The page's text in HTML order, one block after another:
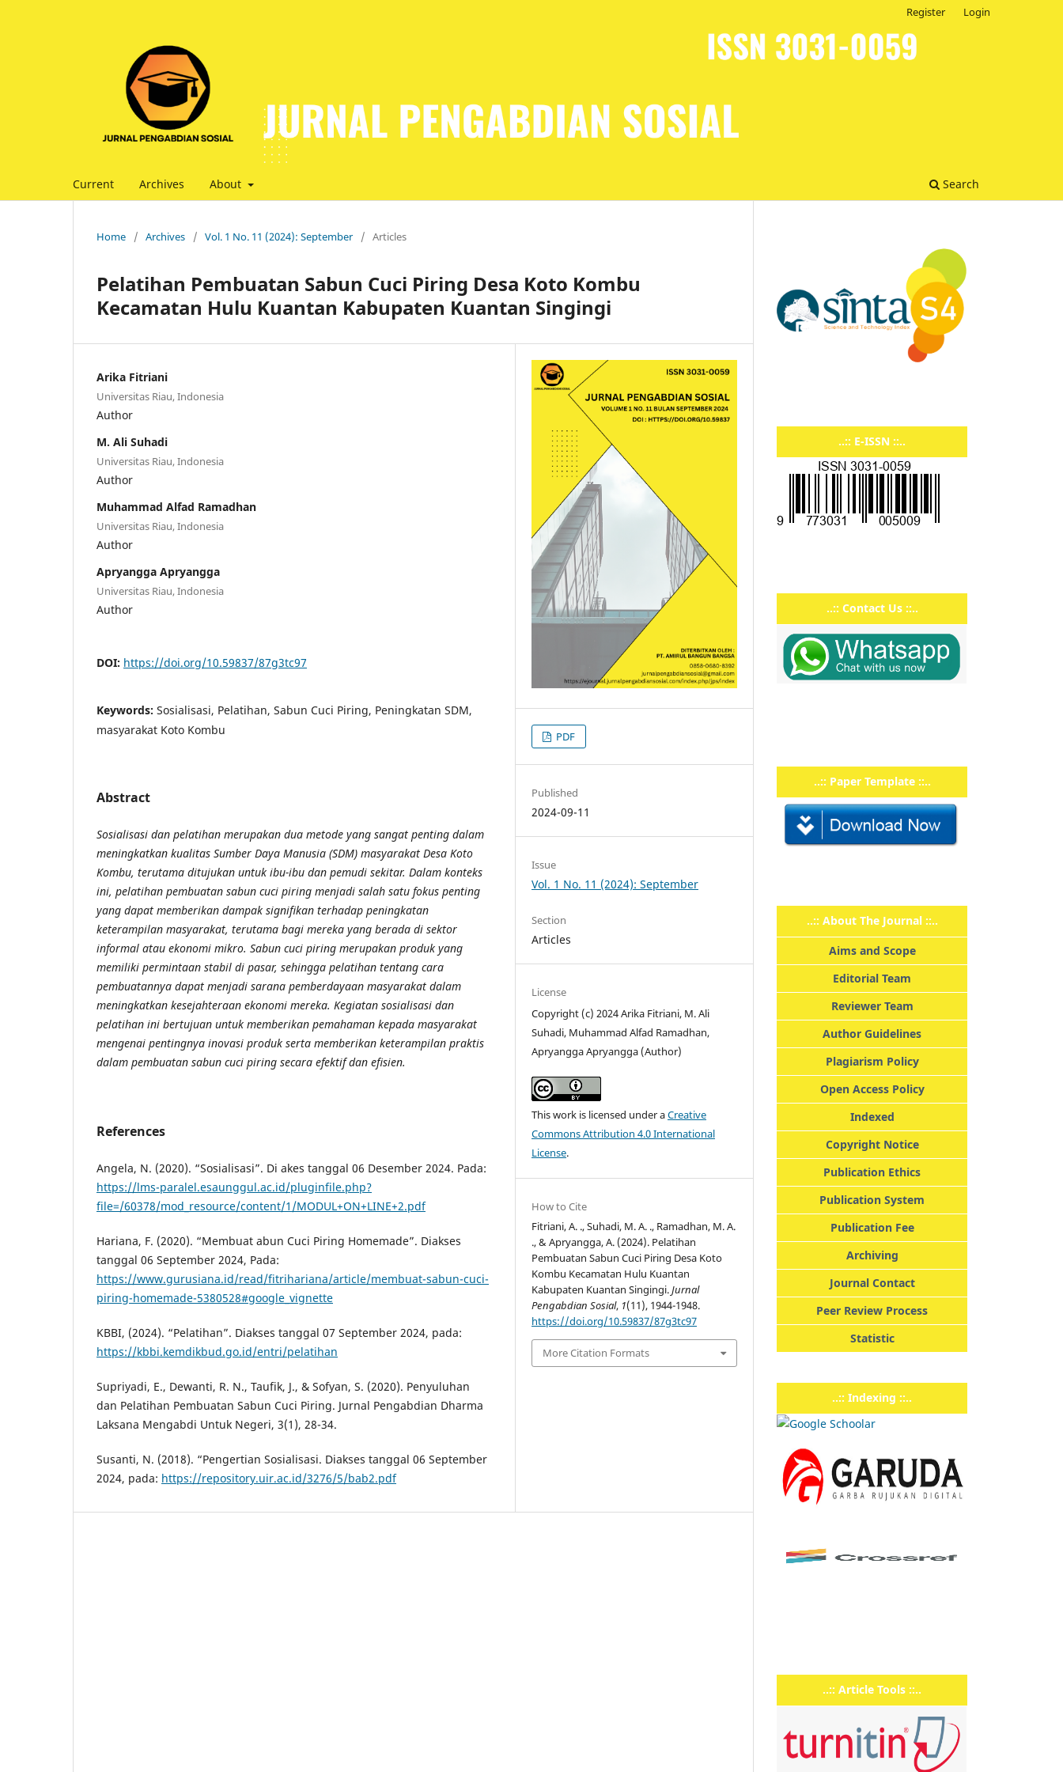
Current Archives About Search
Register Login
Home / Archives / Vol. 1 No. 11 (2024): September / Articles
Pelatihan Pembuatan Sabun Cuci Piring Desa Koto Kombu
Kecamatan Hulu Kuantan Kabupaten Kuantan Singingi
Arika Fitriani
Universitas Riau, Indonesia
Author
M. Ali Suhadi
Universitas Riau, Indonesia
Author
Muhammad Alfad Ramadhan
Universitas Riau, Indonesia
Author
Apryangga Apryangga
Universitas Riau, Indonesia
Author
DOI: https://doi.org/10.59837/87g3tc97
Keywords: Sosialisasi, Pelatihan, Sabun Cuci Piring, Peningkatan SDM,
masyarakat Koto Kombu
Abstract
Sosialisasi dan pelatihan merupakan dua metode yang sangat penting dalam
meningkatkan kualitas Sumber Daya Manusia (SDM) masyarakat Desa Koto
Kombu, terutama ditujukan untuk ibu-ibu dan pemudi sekitar. Dalam konteks
ini, pelatihan pembuatan sabun cuci piring menjadi salah satu fokus penting
yang dapat memberikan dampak signifikan terhadap peningkatan
keterampilan masyarakat, terutama bagi mereka yang berada di sektor
informal atau ekonomi mikro. Sabun cuci piring merupakan produk yang
memiliki permintaan stabil di pasar, sehingga pelatihan tentang cara
pembuatannya dapat menjadi sarana pemberdayaan masyarakat dalam
meningkatkan kesejahteraan ekonomi mereka. Kegiatan sosialisasi dan
pelatihan ini bertujuan untuk memberikan pemahaman kepada masyarakat
mengenai pentingnya inovasi produk serta memberikan keterampilan praktis
dalam pembuatan sabun cuci piring secara efektif dan efisien.
References
Angela, N. (2020). “Sosialisasi”. Di akes tanggal 06 Desember 2024. Pada:
https://lms-paralel.esaunggul.ac.id/pluginfile.php?
file=/60378/mod_resource/content/1/MODUL+ON+LINE+2.pdf
Hariana, F. (2020). “Membuat abun Cuci Piring Homemade”. Diakses
tanggal 06 September 2024, Pada:
https://www.gurusiana.id/read/fitrihariana/article/membuat-sabun-cuci-
piring-homemade-5380528#google_vignette
KBBI, (2024). “Pelatihan”. Diakses tanggal 07 September 2024, pada:
https://kbbi.kemdikbud.go.id/entri/pelatihan
Supriyadi, E., Dewanti, R. N., Taufik, J., & Sofyan, S. (2020). Penyuluhan
dan Pelatihan Pembuatan Sabun Cuci Piring. Jurnal Pengabdian Dharma
Laksana Mengabdi Untuk Negeri, 3(1), 28-34.
Susanti, N. (2018). “Pengertian Sosialisasi. Diakses tanggal 06 September
2024, pada: https://repository.uir.ac.id/3276/5/bab2.pdf
PDF
Published
2024-09-11
Issue
Vol. 1 No. 11 (2024): September
Section
Articles
License
Copyright (c) 2024 Arika Fitriani, M. Ali
Suhadi, Muhammad Alfad Ramadhan,
Apryangga Apryangga (Author)
This work is licensed under aCreative
Commons Attribution 4.0 International
License.
How to Cite
Fitriani, A. ., Suhadi, M. A. ., Ramadhan, M. A.
., & Apryangga, A. (2024). Pelatihan
Pembuatan Sabun Cuci Piring Desa Koto
Kombu Kecamatan Hulu Kuantan
Kabupaten Kuantan Singingi.Jurnal
Pengabdian Sosial, 1(11), 1944-1948.
https://doi.org/10.59837/87g3tc97
More Citation Formats
..:: E-ISSN ::..
..:: Contact Us ::..
..:: Paper Template ::..
..:: About The Journal ::..
Aims and Scope
Editorial Team
Reviewer Team
Author Guidelines
Plagiarism Policy
Open Access Policy
Indexed
Copyright Notice
Publication Ethics
Publication System
Publication Fee
Archiving
Journal Contact
Peer Review Process
Statistic
..:: Indexing ::..
..:: Article Tools ::..